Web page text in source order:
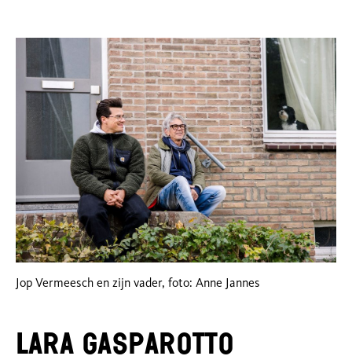
Jop Vermeesch en zijn vader, foto: Anne Jannes
Lara Gasparotto